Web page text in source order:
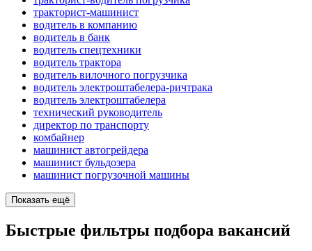
тракторист-машинист
водитель в компанию
водитель в банк
водитель спецтехники
водитель трактора
водитель вилочного погрузчика
водитель электроштабелера-ричтрака
водитель электроштабелера
технический руководитель
директор по транспорту
комбайнер
машинист автогрейдера
машинист бульдозера
машинист погрузочной машины
Показать ещё
Быстрые фильтры подбора вакансий